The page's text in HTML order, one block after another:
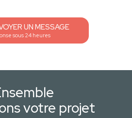
UN MESSAGE
sous 24 heures
votre projet